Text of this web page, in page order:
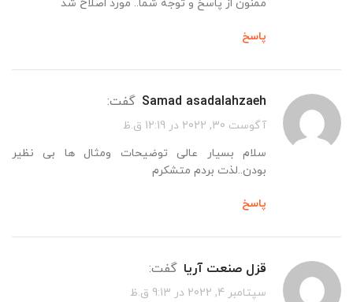
ممنون از پاسخ و توجه شما.. مورد اصلاح شد
پاسخ
Samad asadalahzaeh گفت:
آگوست 30, 2022 در 12:19 ق.ظ
سلام بسیار عالی توضیحات ومثال ها بی نظیر
بودن..لذت بردم متشکرم
پاسخ
قزل صنعت آریا گفت:
سپتامبر 4, 2022 در 9:13 ق.ظ